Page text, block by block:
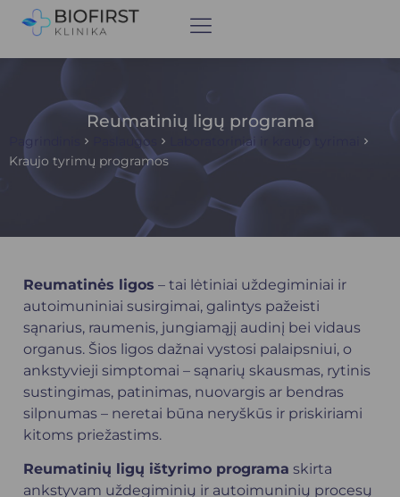
Reumatinių ligų programa
Pagrindinis Paslaugos
Laboratoriniai ir kraujo tyrimai
Kraujo tyrimų programos
Reumatinės ligos – tai lėtiniai uždegiminiai ir
autoimuniniai susirgimai, galintys pažeisti
sąnarius, raumenis, jungiamąjį audinį bei vidaus
organus. Šios ligos dažnai vystosi palaipsniui, o
ankstyvieji simptomai – sąnarių skausmas, rytinis
sustingimas, patinimas, nuovargis ar bendras
silpnumas – neretai būna neryškūs ir priskiriami
kitoms priežastims.
Reumatinių ligų ištyrimo programa skirta
ankstyvam uždegiminių ir autoimuninių procesų